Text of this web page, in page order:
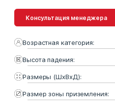
Консультация менеджера
Возрастная категория:
Высота падения:
Размеры (ШхВхД):
Размер зоны приземления: